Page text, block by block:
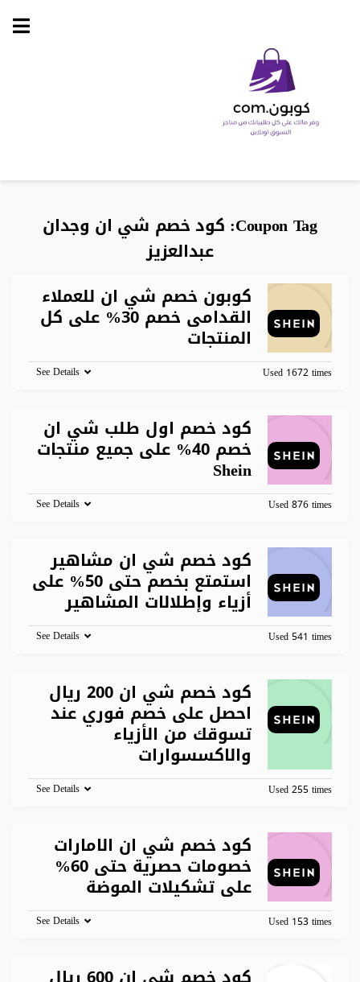
Skip
Coupon Tag: كود خصم شي ان وجدان
عبدالعزيز
كوبون خصم شي ان للعملاء
القدامى خصم 30% على كل
المنتجات
Used 1672 times
See Details
كود خصم اول طلب شي ان
خصم 40% على جميع منتجات
Shein
Used 876 times
See Details
كود خصم شي ان مشاهير
استمتع بخصم حتى 50% على
أزياء وإطلالات المشاهير
Used 541 times
See Details
كود خصم شي ان 200 ريال
احصل على خصم فوري عند
تسوقك من الأزياء
والاكسسوارات
Used 255 times
See Details
كود خصم شي ان الامارات
خصومات حصرية حتى 60%
على تشكيلات الموضة
Used 153 times
See Details